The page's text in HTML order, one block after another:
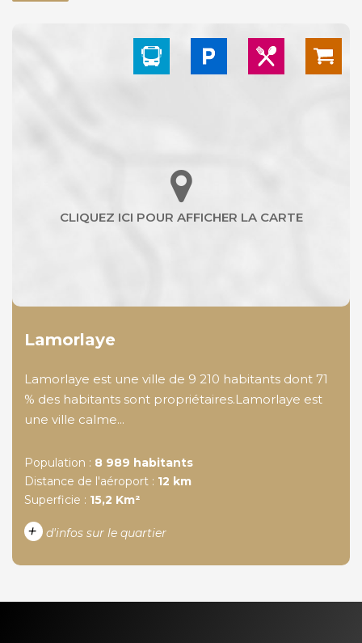
Lamorlaye
Lamorlaye est une ville de 9 210 habitants dont 71
% des habitants sont propriétaires.Lamorlaye est
une ville calme...
Population : 8 989 habitants
Distance de l'aéroport : 12 km
Superficie : 15,2 Km²
+ d'infos sur le quartier